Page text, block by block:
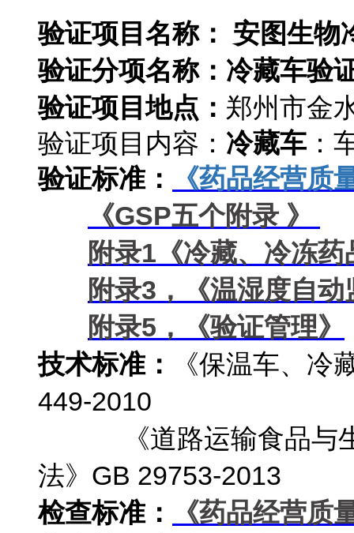
验证项目名称：
安图生物
验证分项名称： 冷藏车验
验证项目地点： 郑州市金
验证项目内容： 冷藏车 ：
验证标准：
《药品经营质
《GSP五个附录 》
附录1《冷藏、冷冻
附录3，《温湿度自动
附录5，《验证管理》
技术标准：
《保温车、冷
449-2010
《道路运输食品与生
法》GB 29753-2013
检查标准：
《药品经营质